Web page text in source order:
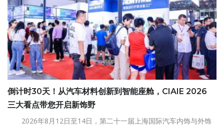
倒计时30天！从汽车材料创新到智能座舱，CIAIE 2026
三大看点带您开启新饰野
2026年8月12日至14日，第二十一届上海国际汽车内饰与外饰